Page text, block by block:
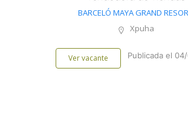
BARCELÓ MAYA GRAND
Xpuha
Ver vacante Publicada el